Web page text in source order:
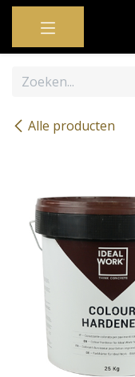
OVERSLAAN NAAR
Alle producten